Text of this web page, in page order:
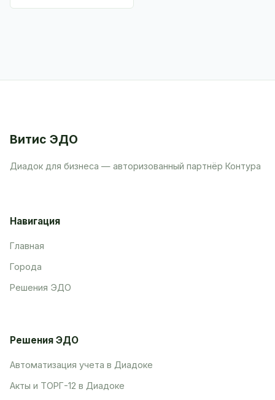
Витис ЭДО
Диадок для бизнеса — авторизованный партнёр Контура
Навигация
Главная
Города
Решения ЭДО
Решения ЭДО
Автоматизация учета в Диадоке
Акты и ТОРГ-12 в Диадоке